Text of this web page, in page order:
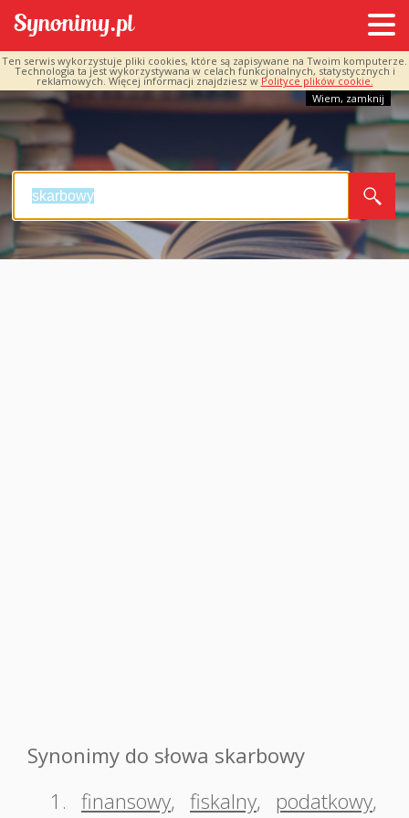
Ten serwis wykorzystuje pliki cookies, które są zapisywane na Twoim komputerze.
Technologia ta jest wykorzystywana w celach funkcjonalnych, statystycznych i
reklamowych. Więcej informacji znajdziesz w Polityce plików cookie.
Wiem, zamknij
Synonimy do słowa skarbowy
1. finansowy, fiskalny, podatkowy,